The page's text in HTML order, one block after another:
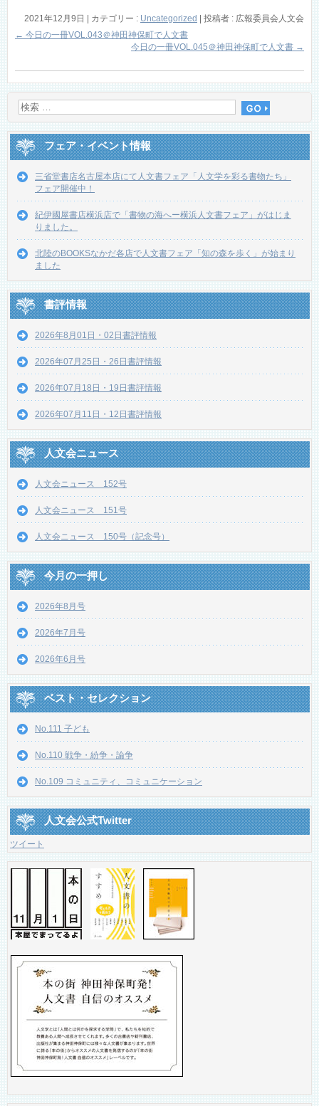
2021年12月9日 カテゴリー : Uncategorized
投稿者 : 広報委員会人文会
← 今日の一冊VOL.043＠神田神保町で人文書
今日の一冊VOL.045＠神田神保町で人文書 →
フェア・イベント情報
三省堂書店名古屋本店にて人文書フェア「人文学を彩る書物たち」
フェア開催中！
紀伊國屋書店横浜店で「書物の海へー横浜人文書フェア」がはじま
りました。
北陸のBOOKSなかだ各店で人文書フェア「知の森を歩く」が始まり
ました
書評情報
2026年8月01日・02日書評情報
2026年07月25日・26日書評情報
2026年07月18日・19日書評情報
2026年07月11日・12日書評情報
人文会ニュース
人文会ニュース 152号
人文会ニュース 151号
人文会ニュース 150号（記念号）
今月の一押し
2026年8月号
2026年7月号
2026年6月号
ベスト・セレクション
No.111 子ども
No.110 戦争・紛争・論争
No.109 コミュニティ、コミュニケーション
人文会公式Twitter
ツイート